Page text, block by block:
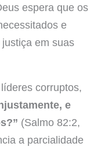
espera que os
e
em suas
corruptos,
e
(Salmo 82:2,
a parcialidade